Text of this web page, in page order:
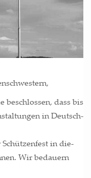
dass bis
in Deutsch­
in die­
Wir bedau­ern